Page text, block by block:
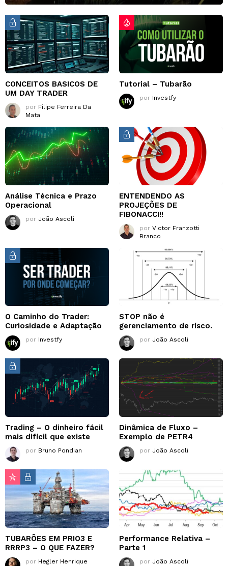
CONCEITOS BASICOS DE
UM DAY TRADER
por Filipe Ferreira Da
Mata
Tutorial – Tubarão
por Investfy
Análise Técnica e Prazo
Operacional
por João Ascoli
ENTENDENDO AS
PROJEÇÕES DE
FIBONACCI!!
por Victor Franzotti
Branco
O Caminho do Trader:
Curiosidade e Adaptação
por Investfy
STOP não é
gerenciamento de risco.
por João Ascoli
Trading – O dinheiro fácil
mais difícil que existe
por Bruno Pondian
Dinâmica de Fluxo –
Exemplo de PETR4
por João Ascoli
TUBARÕES EM PRIO3 E
RRRP3 – O QUE FAZER?
por Hegler Henrique
Performance Relativa –
Parte 1
por João Ascoli